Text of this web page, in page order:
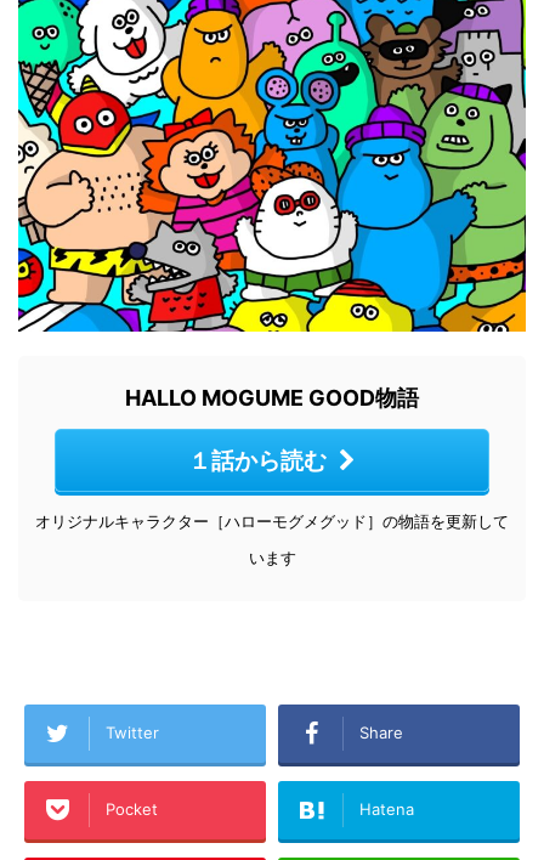
HALLO MOGUME GOOD物語
１話から読む
オリジナルキャラクター［ハローモグメグッド］の物語を更新して
います
Twitter Share
Pocket Hatena